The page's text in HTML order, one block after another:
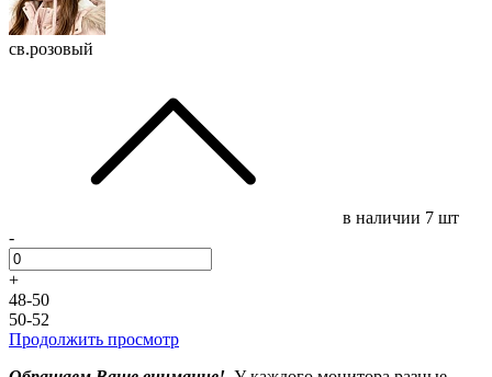
св.розовый
в наличии 7 шт
-
+
48-50
50-52
Продолжить просмотр